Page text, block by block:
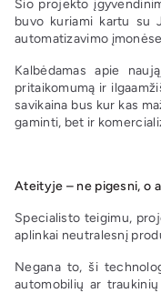
Šio projekto
buvo kuriami kartu su
automatizavimo
Kalbėdamas apie
pritaikomumą ir
savikaina bus kur kas
gaminti, bet ir
Ateityje – ne pigesni, o
Specialisto teigimu,
aplinkai neutralesnį
Negana to, ši
automobilių ar